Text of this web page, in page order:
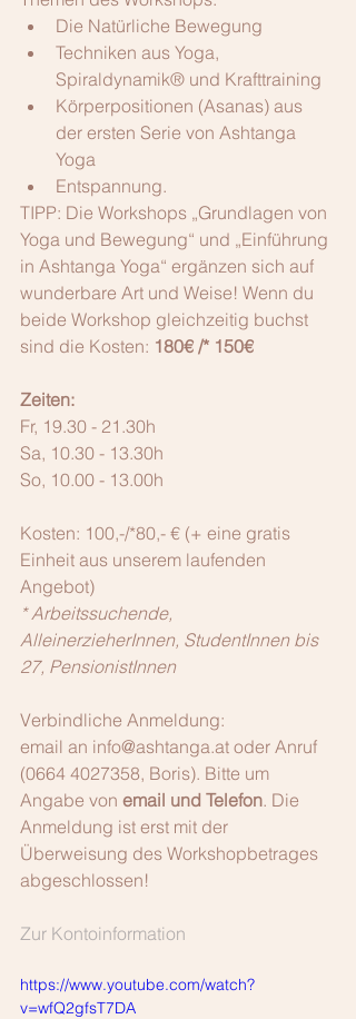
Die Natürliche Bewegung
Techniken aus Yoga,
Spiraldynamik® und Krafttraining
Körperpositionen (Asanas) aus
der ersten Serie von Ashtanga
Yoga
Entspannung.
TIPP: Die Workshops „Grundlagen von
Yoga und Bewegung“ und „Einführung
in Ashtanga Yoga“ ergänzen sich auf
wunderbare Art und Weise! Wenn du
beide Workshop gleichzeitig buchst
sind die Kosten: 180€ /* 150€
Zeiten:
Fr, 19.30 - 21.30h
Sa, 10.30 - 13.30h
So, 10.00 - 13.00h
Kosten: 100,-/*80,- € (+ eine gratis
Einheit aus unserem laufenden
Angebot)
* Arbeitssuchende,
AlleinerzieherInnen, StudentInnen bis
27, PensionistInnen
Verbindliche Anmeldung:
email an info@ashtanga.at oder Anruf
(0664 4027358, Boris). Bitte um
Angabe von email und Telefon. Die
Anmeldung ist erst mit der
Überweisung des Workshopbetrages
abgeschlossen!
Zur Kontoinformation
https://www.youtube.com/watch?
v=wfQ2gfsT7DA